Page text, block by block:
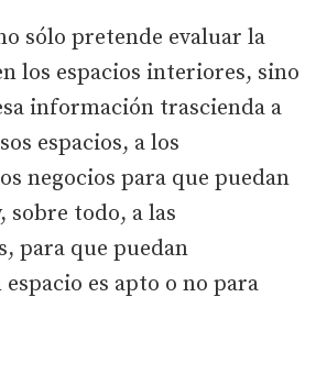
sólo pretende evaluar la
los espacios interiores, sino
información trascienda a
espacios, a los
negocios para que puedan
sobre todo, a las
para que puedan
es apto o no para